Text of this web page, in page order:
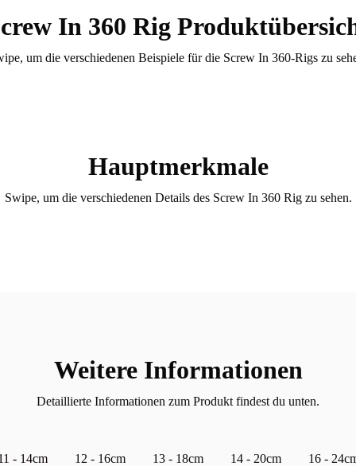
In 360 Rig
um die verschiedenen Beispiele für die Screw In 360-Rigs zu
Hauptmerkmale
Swipe, um die verschiedenen Details des Screw In 360 Rig zu sehen.
Weitere Informationen
Detaillierte Informationen zum Produkt findest du unten.
- 14cm 12 - 16cm 13 - 18cm 14 - 20cm 16 -